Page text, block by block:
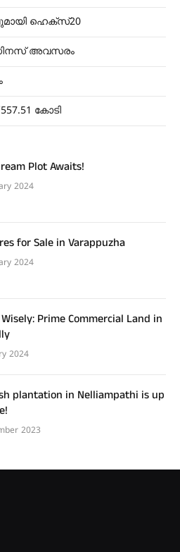
ഹെക്സ്20
അവസരം
കോടി
Plot Awaits!
2024
for Sale in Varappuzha
2024
Prime Commercial Land in
2024
plantation in Nelliampathi is up
2023